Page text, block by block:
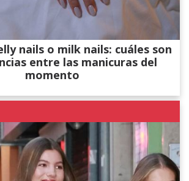
nails o milk nails: cuáles son
entre las manicuras del
momento